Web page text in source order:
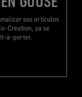
sus artículos
Creation, ya se
à-porter.